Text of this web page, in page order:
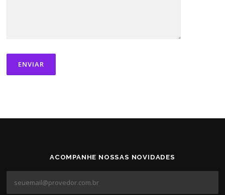
ACOMPANHE NOSSAS NOVIDADES